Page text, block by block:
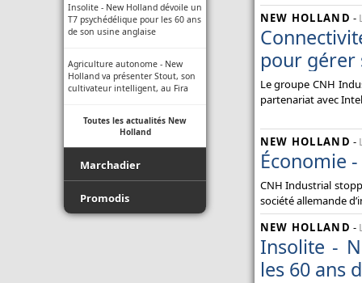
Insolite - New Holland dévoile un
T7 psychédélique pour les 60 ans
de son usine anglaise
Agriculture autonome - New
Holland va présenter Stout, son
cultivateur intelligent, au Fira
Toutes les actualités New
Holland
Marchadier
covid-19
Promodis
NEW HOLLAND -
pour gérer
Le groupe CNH
partenariat avec
NEW HOLLAND -
Économie
CNH Industrial
société allemande
NEW HOLLAND -
Insolite -
les 60 ans